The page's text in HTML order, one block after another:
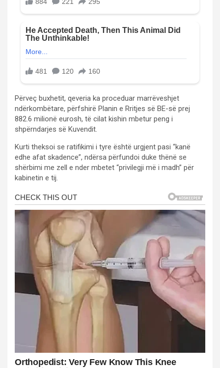
Përveç buxhetit, qeveria ka proceduar marrëveshjet
ndërkombëtare, përfshirë Planin e Rritjes së BE-së prej
882.6 milionë eurosh, të cilat kishin mbetur peng i
shpërndarjes së Kuvendit.
Kurti theksoi se ratifikimi i tyre është urgjent pasi “kanë
edhe afat skadence”, ndërsa përfundoi duke thënë se
shërbimi me zell e nder mbetet “privilegji më i madh” për
kabinetin e tij.